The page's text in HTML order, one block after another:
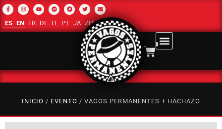
ES EN FR DE IT PT JA ZH-CN RU AR
0
INICIO / EVENTO / VAGOS PERMANENTES + HACHAZO